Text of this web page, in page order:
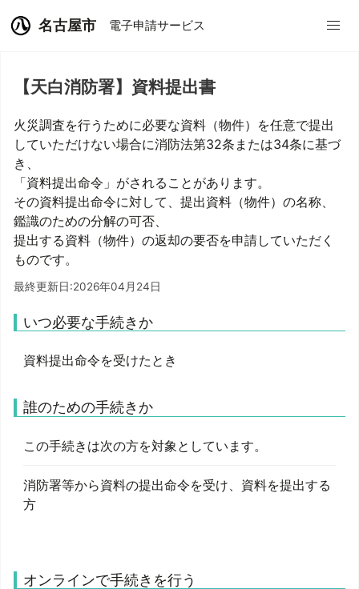
名古屋市 電子申請サービス
【天白消防署】資料提出書
火災調査を行うために必要な資料（物件）を任意で提出
していただけない場合に消防法第32条または34条に基づ
き、
「資料提出命令」がされることがあります。
その資料提出命令に対して、提出資料（物件）の名称、
鑑識のための分解の可否、
提出する資料（物件）の返却の要否を申請していただく
ものです。
最終更新日:2026年04月24日
いつ必要な手続きか
資料提出命令を受けたとき
誰のための手続きか
この手続きは次の方を対象としています。
消防署等から資料の提出命令を受け、資料を提出する
方
オンラインで手続きを行う